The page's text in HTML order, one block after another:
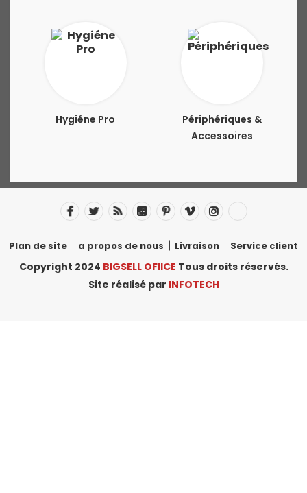
Hygiéne Pro
Périphériques &
Accessoires
Plan de site a propos de nous Livraison Service client
Copyright 2024 BIGSELL OFIICE Tous droits réservés.
Site réalisé par INFOTECH